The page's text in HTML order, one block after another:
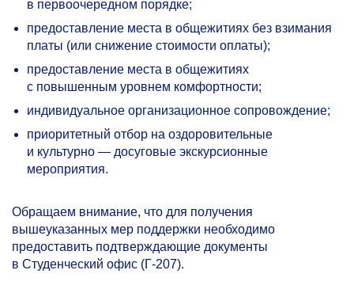
в первоочередном порядке;
предоставление места в общежитиях без взимания
платы (или снижение стоимости оплаты);
предоставление места в общежитиях
с повышенным уровнем комфортности;
индивидуальное организационное сопровождение;
приоритетный отбор на оздоровительные
и культурно — досуговые экскурсионные
мероприятия.
Обращаем внимание, что для получения
вышеуказанных мер поддержки необходимо
предоставить подтверждающие документы
в Студенческий офис (Г-207).